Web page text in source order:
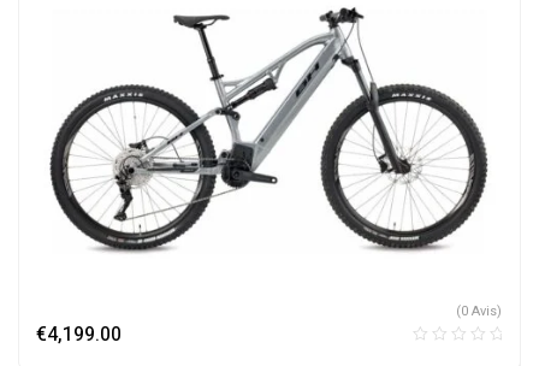
€4,199.00
(0 Avis)